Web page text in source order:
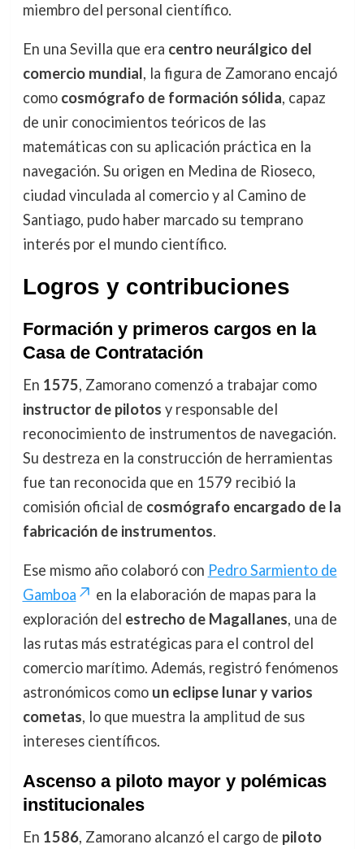
miembro del personal científico.
En una Sevilla que era centro neurálgico del
comercio mundial, la figura de Zamorano encajó
como cosmógrafo de formación sólida, capaz
de unir conocimientos teóricos de las
matemáticas con su aplicación práctica en la
navegación. Su origen en Medina de Rioseco,
ciudad vinculada al comercio y al Camino de
Santiago, pudo haber marcado su temprano
interés por el mundo científico.
Logros y contribuciones
Formación y primeros cargos en la
Casa de Contratación
En 1575, Zamorano comenzó a trabajar como
instructor de pilotos y responsable del
reconocimiento de instrumentos de navegación.
Su destreza en la construcción de herramientas
fue tan reconocida que en 1579 recibió la
comisión oficial de cosmógrafo encargado de la
fabricación de instrumentos.
Ese mismo año colaboró con Pedro Sarmiento de
Gamboa
en la elaboración de mapas para la
exploración del estrecho de Magallanes, una de
las rutas más estratégicas para el control del
comercio marítimo. Además, registró fenómenos
astronómicos como un eclipse lunar y varios
cometas, lo que muestra la amplitud de sus
intereses científicos.
Ascenso a piloto mayor y polémicas
institucionales
En 1586, Zamorano alcanzó el cargo de piloto